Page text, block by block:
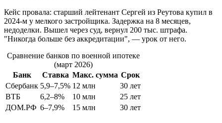
Кейс провала: старший лейтенант Сергей из Реутова купил в
2024-м у мелкого застройщика. Задержка на 8 месяцев,
недоделки. Вышел через суд, вернул 200 тыс. штрафа.
"Никогда больше без аккредитации", — урок от него.
Сравнение банков по военной ипотеке
(март 2026)
Банк
Ставка Макс. сумма Срок
Сбербанк 5,9–7,5% 12 млн
30 лет
ВТБ
6,2–8% 10 млн
25 лет
ДОМ.РФ 6–7,9% 15 млн 30 лет